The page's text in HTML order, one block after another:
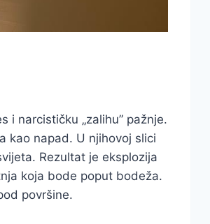
i narcističku „zalihu” pažnje.
kao napad. U njihovoj slici
Rezultat je eksplozija
koja bode poput bodeža.
površine.